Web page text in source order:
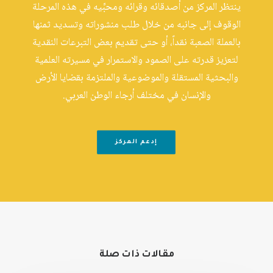
ينتظر المركز من أصدقائه وقرائه ومحبِّيه في هذه المرحلة
الوقوف إلى جانبه من خلال طلب منشوراته وتسديد ثمنها
بالعملة الصعبة نقداً، أو حتى تقديم بعض التبرعات النقدية
لتعزيز قدرته على الصمود والاستمرار في مسيرته العلمية
والبحثية المستقلة والموضوعية والملتزمة بقضايا الأرض
والإنسان في مختلف أرجاء الوطن العربي.
إدعم المركز
مقالات ذات صلة